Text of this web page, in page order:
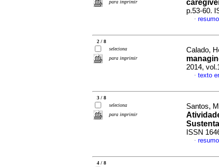
para imprimir
p.53-60.
·
2 / 8
seleciona
para imprimir
Calado,
2014,
· texto
3 / 8
seleciona
para imprimir
Santos,
ISSN
·
4 / 8